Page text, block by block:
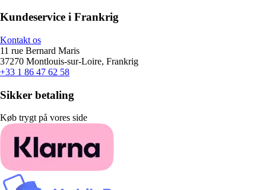
Kundeservice i Frankrig
Kontakt os
11 rue Bernard Maris
37270 Montlouis-sur-Loire, Frankrig
+33 1 86 47 62 58
Sikker betaling
Køb trygt på vores side